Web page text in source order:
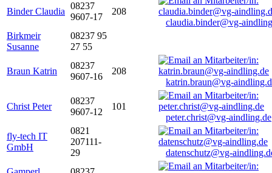
Binder Claudia
08237
9607-17
208
claudia.binder@vg-
Birkmeir
Susanne
08237 95
27 55
Braun Katrin
08237
9607-16
208
katrin.braun@vg-
Christ Peter
08237
9607-12
101
peter.christ@vg-aindling.de
fly-tech IT
GmbH
0821
207111-
29
datenschutz@vg-